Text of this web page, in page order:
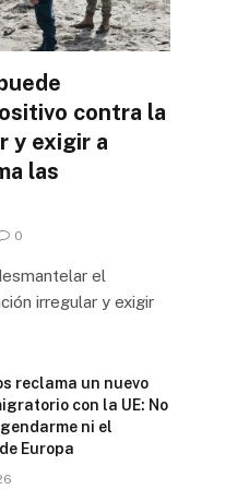
contra la
y exigir a
las
0
el
irregular y exigir
reclama un nuevo
con la UE: No
ni el
Europa